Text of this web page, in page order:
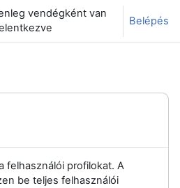
váltása
vendégként van
Belépés
felhasználói profilokat. A
be teljes felhasználói